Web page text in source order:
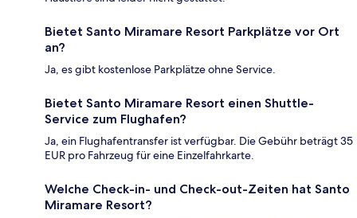
Bietet Santo Miramare Resort Parkplätze vor Ort
an?
Ja, es gibt kostenlose Parkplätze ohne Service.
Bietet Santo Miramare Resort einen Shuttle-
Service zum Flughafen?
Ja, ein Flughafentransfer ist verfügbar. Die Gebühr beträgt 35
EUR pro Fahrzeug für eine Einzelfahrkarte.
Welche Check-in- und Check-out-Zeiten hat Santo
Miramare Resort?